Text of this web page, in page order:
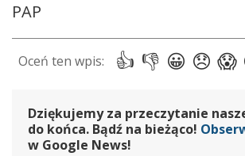
PAP
Dziękujemy za przeczytanie
do końca. Bądź na bieżąco!
w Google News!